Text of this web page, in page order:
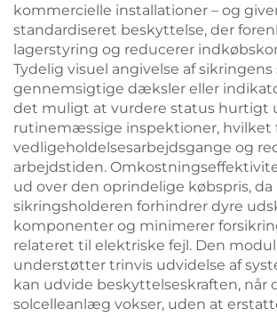
kommercielle installationer – og
standardiseret beskyttelse, der
lagerstyring og reducerer
Tydelig visuel angivelse af sikringens
gennemsigtige dæksler eller
det muligt at vurdere status hurtigt
rutinemæssige inspektioner, hvilket
vedligeholdelsesarbejdsgange og
arbejdstiden.
ud over den oprindelige købspris, da
sikringsholderen forhindrer dyre
komponenter og minimerer
relateret til elektriske fejl. Den
understøtter trinvis udvidelse af
kan udvide beskyttelseskraften, når
solcelleanlæg vokser, uden at